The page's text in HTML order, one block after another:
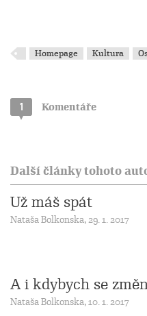
Homepage Kultura
1 Komentáře
Další články tohoto
Už máš spát
Nataša Bolkonska, 29. 1. 2017
A i kdybych se
Nataša Bolkonska, 10. 1. 2017